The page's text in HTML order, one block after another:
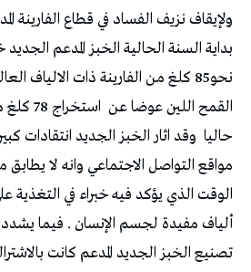
ولإيقاف نزيف الفساد في قطاع الفارينة
بداية السنة الحالية الخبز المدعم
القمح اللين عوضا عن
حاليا وقد اثار الخبز الجديد انتقادات
مواقع التواصل الاجتماعي وانه لا
الوقت الذي يؤكد فيه خبراء في التغذية
ألياف مفيدة لجسم الإنسان . فيما
تصنيع الخبز الجديد المدعم كانت